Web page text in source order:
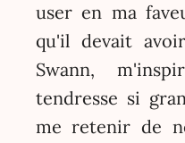
user en ma
qu'il devait
Swann,
tendresse si
me retenir de